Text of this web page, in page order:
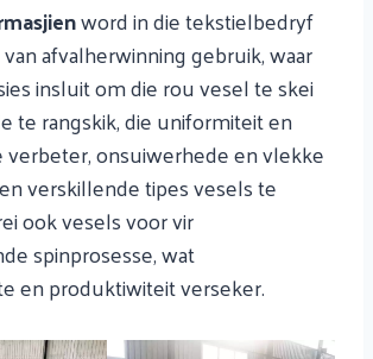
word in die tekstielbedryf
afvalherwinning gebruik, waar
insluit om die rou vesel te skei
te rangskik, die uniformiteit en
onsuiwerhede en vlekke
verskillende tipes vesels te
ook vesels voor vir
spinprosesse, wat
en produktiwiteit verseker.